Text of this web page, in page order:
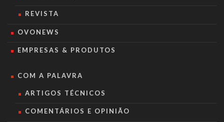
REVISTA
OVONEWS
EMPRESAS & PRODUTOS
COM A PALAVRA
ARTIGOS TÉCNICOS
COMENTÁRIOS E OPINIÃO